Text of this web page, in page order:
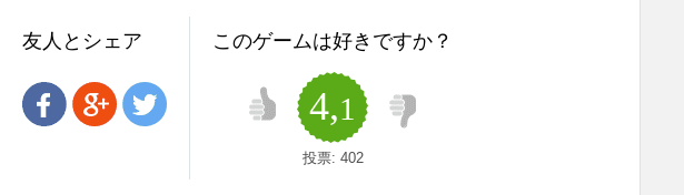
友人とシェア このゲームは好きですか？
4,1
投票: 402